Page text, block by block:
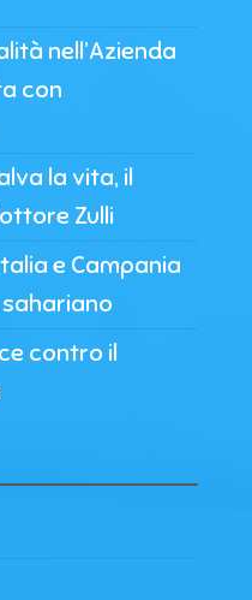
nell’Azienda
con
la vita, il
Zulli
e Campania
contro il